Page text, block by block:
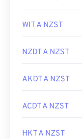
WIT A NZST
NZDT A NZST
AKDT A NZST
ACDT A NZST
HKT A NZST